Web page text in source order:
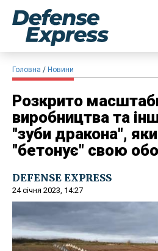
Головна Новини
Розкрито
виробництва та
"зуби дракона",
"бетонує" свою
DEFENSE EXPRESS
24 січня 2023, 14:27